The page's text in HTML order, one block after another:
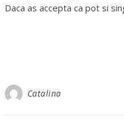
Daca as accepta ca pot si
Catalina